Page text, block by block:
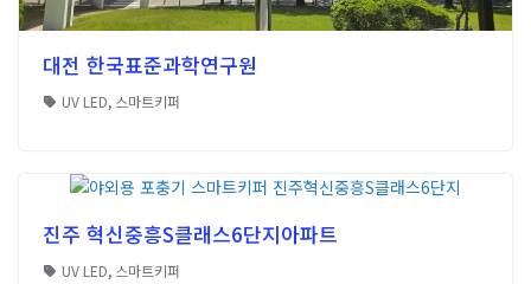
대전 한국표준과학연구원
UV LED, 스마트키퍼
진주 혁신중흥S클래스6단지아파트
UV LED, 스마트키퍼